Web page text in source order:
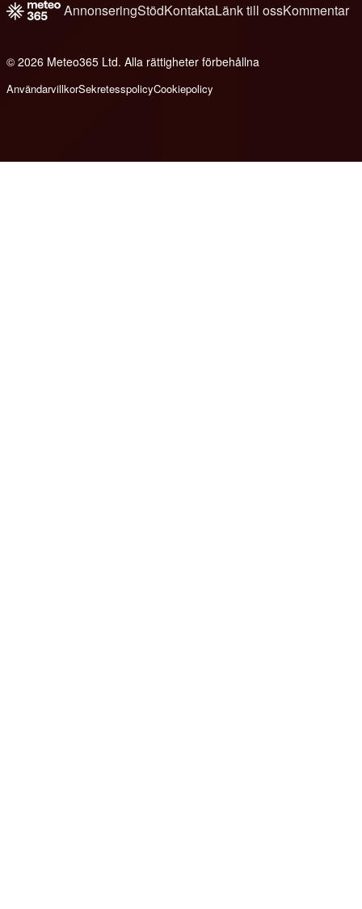
AnnonseringStödKontaktaLänk till ossKommentar
© 2026 Meteo365 Ltd. Alla rättigheter förbehållna
AnvändarvillkorSekretesspolicyCookiepolicy